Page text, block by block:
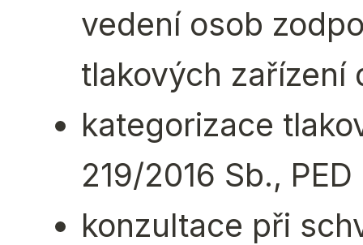
vedení osob
tlakových zařízení
kategorizace
219/2016 Sb.,
konzultace při